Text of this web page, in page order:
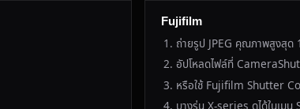
Fujifilm
ถ่ายรูป JPEG คุณภาพสูงสุด
อัปโหลดไฟล์ที่
หรือใช้ Fujifilm Shutter